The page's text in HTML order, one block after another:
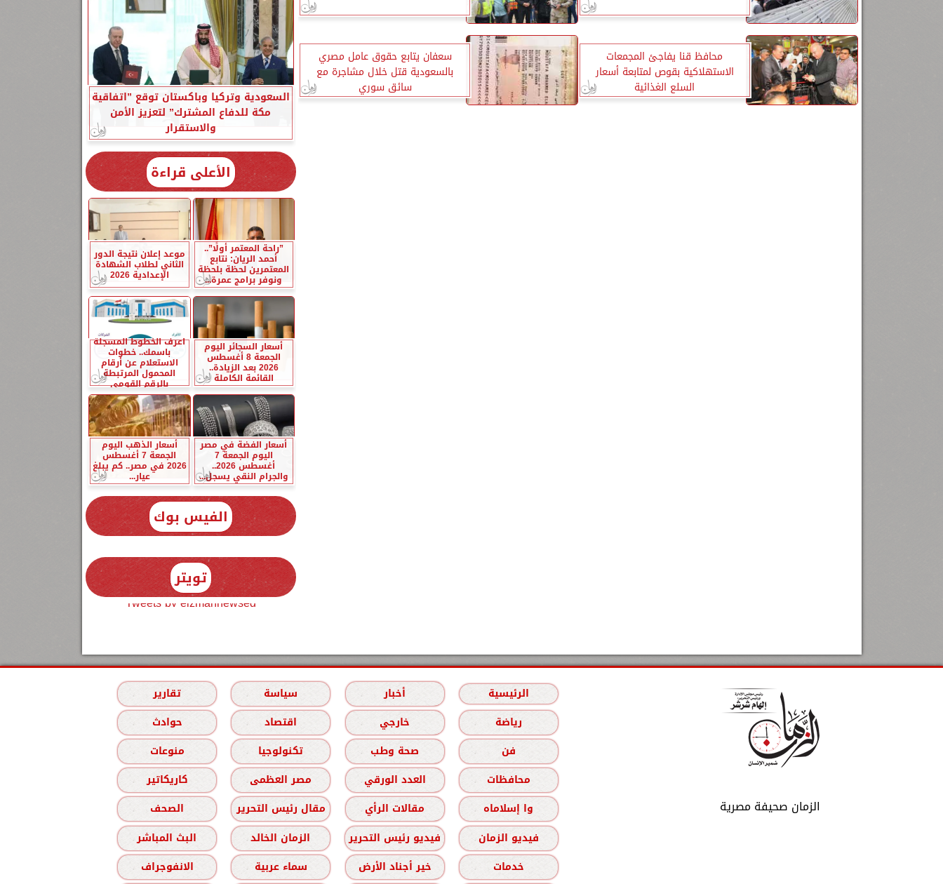
محافظ قنا يفاجئ المجمعات
الاستهلاكية بقوص لمتابعة أسعار
السلع الغذائية
سعفان يتابع حقوق عامل مصري
بالسعودية قتل خلال مشاجرة مع
سائق سوري
السعودية وتركيا وباكستان توقع ”اتفاقية
مكة للدفاع المشترك” لتعزيز الأمن
والاستقرار
الأعلى قراءة
”راحة المعتمر أولًا”..
أحمد الريان: نتابع
المعتمرين لحظة بلحظة
ونوفر برامج عمرة...
موعد إعلان نتيجة الدور
الثاني لطلاب الشهادة
الإعدادية 2026
أسعار السجائر اليوم
الجمعة 8 أغسطس
2026 بعد الزيادة..
القائمة الكاملة
اعرف الخطوط المسجلة
باسمك.. خطوات
الاستعلام عن أرقام
المحمول المرتبطة
بالرقم القومي
أسعار الفضة في مصر
اليوم الجمعة 7
أغسطس 2026..
والجرام النقي يسجل...
أسعار الذهب اليوم
الجمعة 7 أغسطس
2026 في مصر.. كم يبلغ
عيار...
الفيس بوك
تويتر
Tweets by elzmannewseg
الزمان صحيفة مصرية
الرئيسية أخبار سياسة
تقارير
رياضة
خارجي اقتصاد
حوادث
فن
صحة وطب تكنولوجيا
منوعات
محافظات
العدد الورقي مصر العظمى
كاريكاتير
وا إسلاماه
مقالات الرأي مقال رئيس التحرير
الصحف
فيديو الزمان
فيديو رئيس التحرير الزمان الخالد
البث المباشر
خدمات
خير أجناد الأرض سماء عربية الانفوجراف